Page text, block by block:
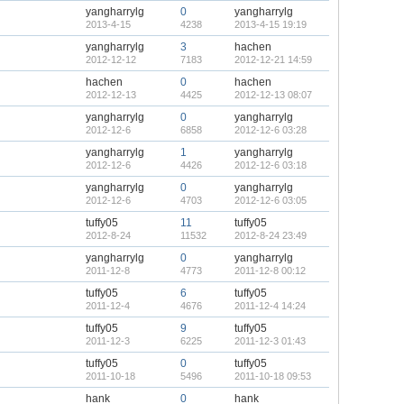
yangharrylg
2013-4-15
0
4238
yangharrylg
2013-4-15 19:19
yangharrylg
2012-12-12
3
7183
hachen
2012-12-21 14:59
hachen
2012-12-13
0
4425
hachen
2012-12-13 08:07
yangharrylg
2012-12-6
0
6858
yangharrylg
2012-12-6 03:28
yangharrylg
2012-12-6
1
4426
yangharrylg
2012-12-6 03:18
yangharrylg
2012-12-6
0
4703
yangharrylg
2012-12-6 03:05
tuffy05
2012-8-24
11
11532
tuffy05
2012-8-24 23:49
yangharrylg
2011-12-8
0
4773
yangharrylg
2011-12-8 00:12
tuffy05
2011-12-4
6
4676
tuffy05
2011-12-4 14:24
tuffy05
2011-12-3
9
6225
tuffy05
2011-12-3 01:43
tuffy05
2011-10-18
0
5496
tuffy05
2011-10-18 09:53
hank 0 hank